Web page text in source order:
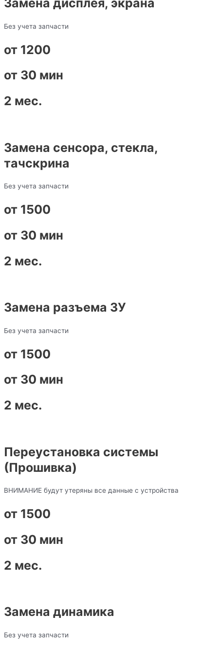
Замена дисплея, экрана
Без учета запчасти
от 1200
от 30 мин
2 мес.
Замена сенсора, стекла,
тачскрина
Без учета запчасти
от 1500
от 30 мин
2 мес.
Замена разъема ЗУ
Без учета запчасти
от 1500
от 30 мин
2 мес.
Переустановка системы
(Прошивка)
ВНИМАНИЕ будут утеряны все данные с устройства
от 1500
от 30 мин
2 мес.
Замена динамика
Без учета запчасти